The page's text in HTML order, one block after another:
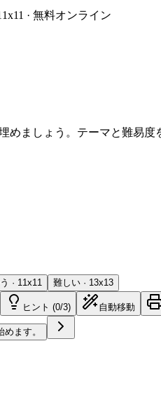
· 無料オンライン
めましょう。テーマと難易度
· 11x11 難しい · 13x13
ヒント (0/3) 自動移動
ます。